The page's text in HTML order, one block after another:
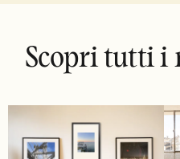
Scopri tutti i